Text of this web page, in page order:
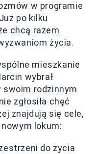
w programie
po kilku
chcą razem
życia.
mieszkanie
wybrał
rodzinnym
zgłosiła chęć
znajdują się cele,
lokum:
do życia